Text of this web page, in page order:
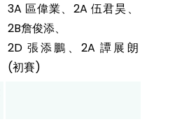
3A 區偉業、2A 伍君昊、
2B詹俊添、
2D 張添鵬、2A 譚展朗
(初賽)